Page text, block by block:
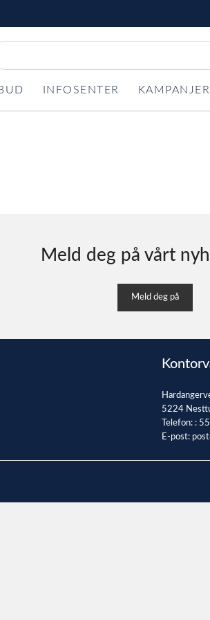
INFOSENTER KAMPANJER
Meld deg på vårt
Meld deg på
5224
Telefon: :
E-post: